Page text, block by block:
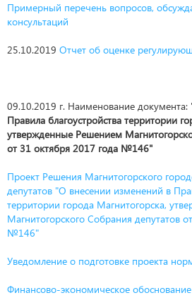
Примерный перечень вопросов,
консультаций
25.10.2019 Отчет об оценке
09.10.2019 г. Наименование документа:
Правила благоустройства территории
утвержденные Решением
от 31 октября 2017 года №146"
Проект Решения Магнитогорского
депутатов "О внесении изменений в
территории города Магнитогорска,
Магнитогорского Собрания депутатов
№146"
Уведомление о подготовке проекта
Финансово-экономическое обоснование